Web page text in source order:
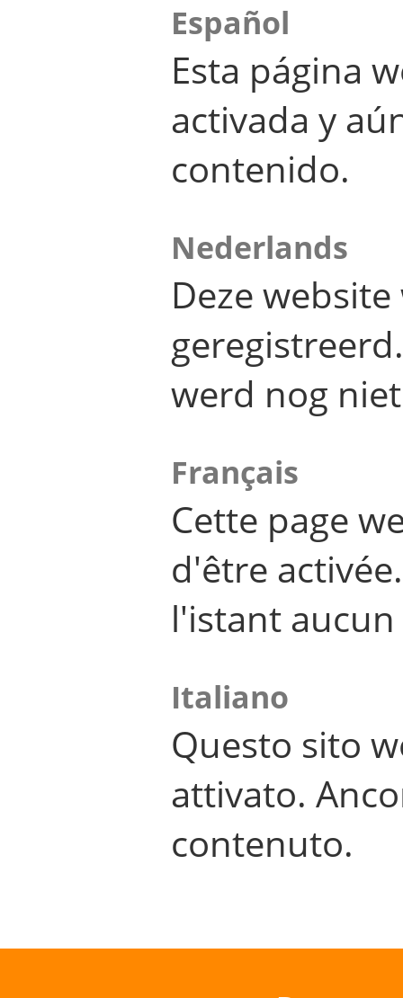
Español
Esta página
activada y
contenido.
Nederlands
Deze
werd nog
Français
Cette page
d'être
l'istant
Italiano
Questo sito
attivato.
contenuto.